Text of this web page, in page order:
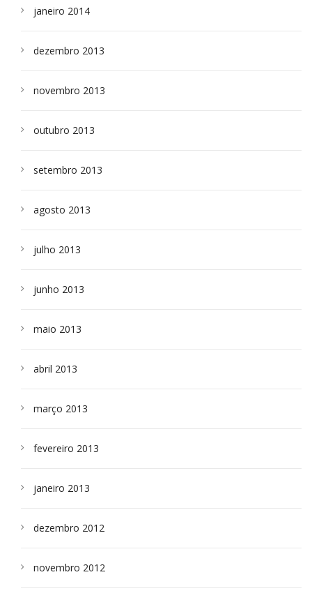
janeiro 2014
dezembro 2013
novembro 2013
outubro 2013
setembro 2013
agosto 2013
julho 2013
junho 2013
maio 2013
abril 2013
março 2013
fevereiro 2013
janeiro 2013
dezembro 2012
novembro 2012